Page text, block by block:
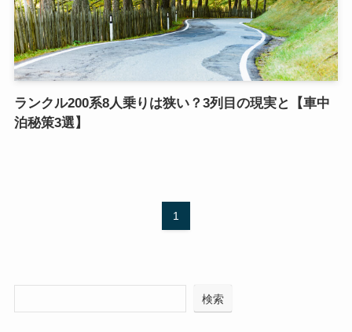
ランクル200系8人乗りは狭い？3列目の現実と【車中
泊秘策3選】
1
検索